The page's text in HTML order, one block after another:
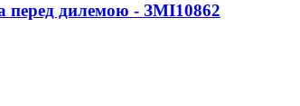
перед дилемою - ЗМІ10862